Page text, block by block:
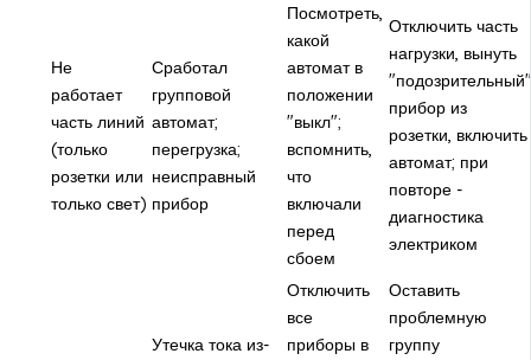
Не
работает
часть линий
(только
розетки или
только свет)
Сработал
групповой
автомат;
перегрузка;
неисправный
прибор
Посмотреть,
какой
автомат в
положении
"выкл";
вспомнить,
что
включали
перед
сбоем
Отключить часть
нагрузки, вынуть
"подозрительный"
прибор из
розетки, включить
автомат; при
повторе -
диагностика
электриком
Утечка тока из-
Отключить
все
приборы в
Оставить
проблемную
группу